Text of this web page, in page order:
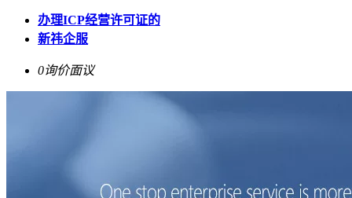
办理ICP经营许可证的
新祎企服
0询价面议